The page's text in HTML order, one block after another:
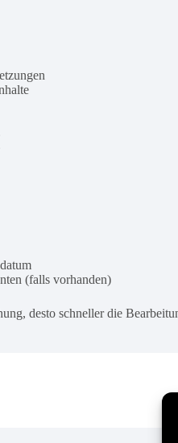
(falls vorhanden)
desto schneller die